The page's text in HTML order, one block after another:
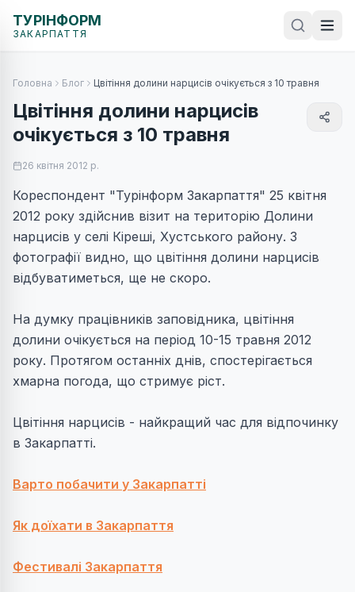
ТУРІНФОРМ
ЗАКАРПАТТЯ
Головна Блог Цвітіння долини нарцисів очікується з 10 травня
Цвітіння долини нарцисів
очікується з 10 травня
26 квітня 2012 р.
Кореспондент "Турінформ Закарпаття" 25 квітня
2012 року здійснив візит на територію Долини
нарцисів у селі Кіреші, Хустського району. З
фотографії видно, що цвітіння долини нарцисів
відбуватиметься, ще не скоро.
На думку працівників заповідника, цвітіння
долини очікується на період 10-15 травня 2012
року. Протягом останніх днів, спостерігається
хмарна погода, що стримує ріст.
Цвітіння нарцисів - найкращий час для відпочинку
в Закарпатті.
Варто побачити у Закарпатті
Як доїхати в Закарпаття
Фестивалі Закарпаття